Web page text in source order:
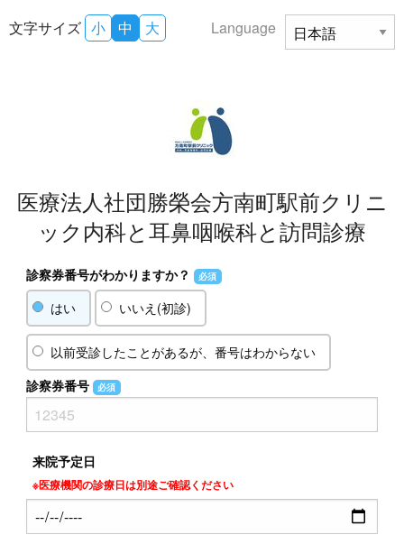
文字サイズ 小 中 大 Language
医療法人社団勝榮会方南町駅前クリニ
ック内科と耳鼻咽喉科と訪問診療
診察券番号がわかりますか？ 必須
はい いいえ(初診)
以前受診したことがあるが、番号はわからない
診察券番号
必須
来院予定日
※医療機関の診療日は別途ご確認ください